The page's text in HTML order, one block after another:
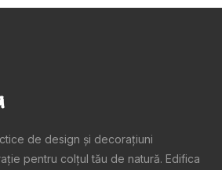
de design şi decoraţiuni
pentru colţul tău de natură. Edifica